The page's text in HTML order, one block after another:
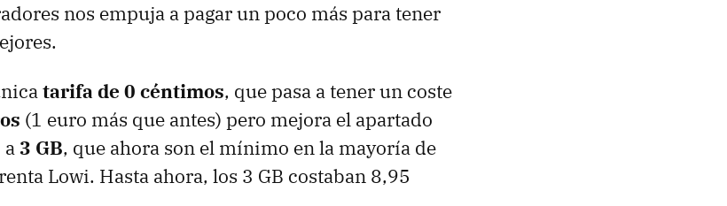
nos empuja a pagar un poco más para tener
tarifa de 0 céntimos, que pasa a tener un coste
(1 euro más que antes) pero mejora el apartado
a 3 GB, que ahora son el mínimo en la mayoría de
Lowi. Hasta ahora, los 3 GB costaban 8,95